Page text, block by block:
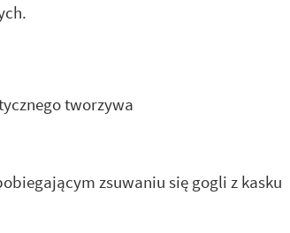
tworzywa
zsuwaniu się gogli z kasku